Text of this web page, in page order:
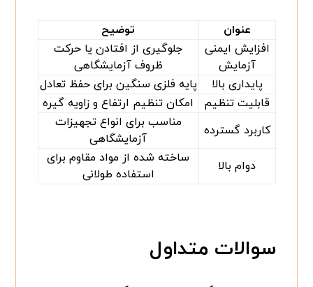
عنوان
توضیح
افزایش ایمنی
آزمایش
جلوگیری از افتادن یا حرکت
ظروف آزمایشگاهی
پایداری بالا
پایه فلزی سنگین برای حفظ تعادل
قابلیت تنظیم
امکان تنظیم ارتفاع و زاویه گیره
کاربرد گسترده
مناسب برای انواع تجهیزات
آزمایشگاهی
دوام بالا
ساخته شده از مواد مقاوم برای
استفاده طولانی
سوالات متداول